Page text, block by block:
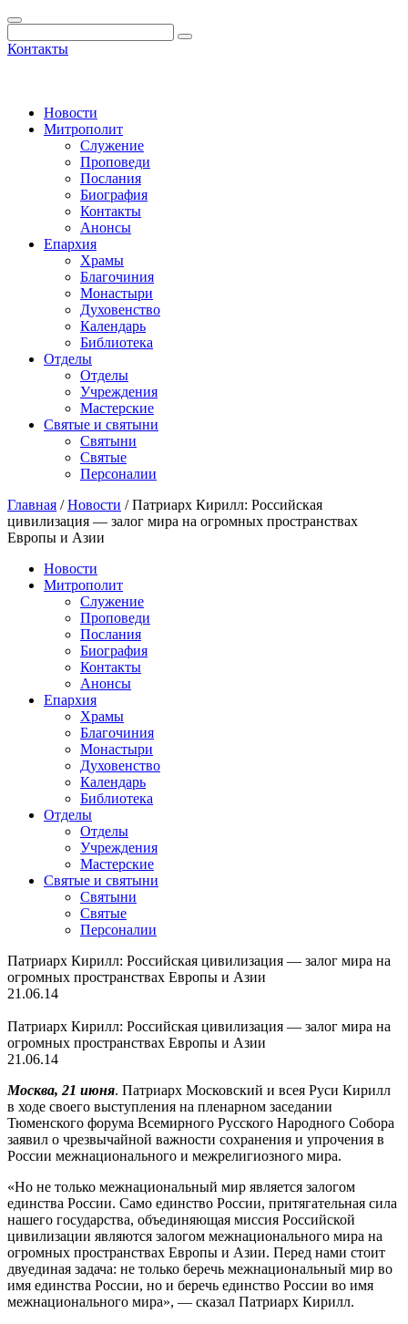
Контакты
Новости
Митрополит
Служение
Проповеди
Послания
Биография
Контакты
Анонсы
Епархия
Храмы
Благочиния
Монастыри
Духовенство
Календарь
Библиотека
Отделы
Отделы
Учреждения
Мастерские
Святые и святыни
Cвятыни
Cвятые
Персоналии
Главная /Новости /Патриарх Кирилл: Российская
цивилизация — залог мира на огромных пространствах
Европы и Азии
Новости
Митрополит
Служение
Проповеди
Послания
Биография
Контакты
Анонсы
Епархия
Храмы
Благочиния
Монастыри
Духовенство
Календарь
Библиотека
Отделы
Отделы
Учреждения
Мастерские
Святые и святыни
Cвятыни
Cвятые
Персоналии
Патриарх Кирилл: Российская цивилизация — залог мира на
огромных пространствах Европы и Азии
21.06.14
Патриарх Кирилл: Российская цивилизация — залог мира на
огромных пространствах Европы и Азии
21.06.14
Москва, 21 июня. Патриарх Московский и всея Руси Кирилл
в ходе своего выступления на пленарном заседании
Тюменского форума Всемирного Русского Народного Собора
заявил о чрезвычайной важности сохранения и упрочения в
России межнационального и межрелигиозного мира.
«Но не только межнациональный мир является залогом
единства России. Само единство России, притягательная сила
нашего государства, объединяющая миссия Российской
цивилизации являются залогом межнационального мира на
огромных пространствах Европы и Азии. Перед нами стоит
двуединая задача: не только беречь межнациональный мир во
имя единства России, но и беречь единство России во имя
межнационального мира», — сказал Патриарх Кирилл.